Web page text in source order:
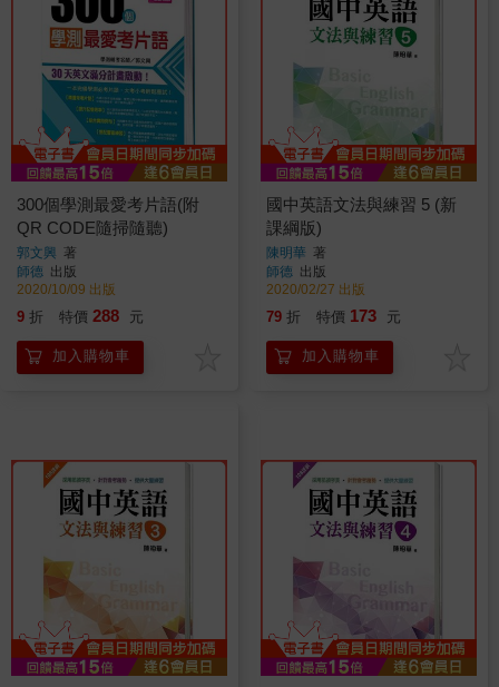
300個學測最愛考片語(附
QR CODE隨掃隨聽)
郭文興 著
師德 出版
2020/10/09 出版
9 折 特價 288 元
加入購物車
國中英語文法與練習 5 (新
課綱版)
陳明華 著
師德 出版
2020/02/27 出版
79 折 特價 173 元
加入購物車